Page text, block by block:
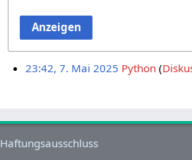
Anzeigen
23:42, 7. Mai 2025 Python
Haftungsausschluss